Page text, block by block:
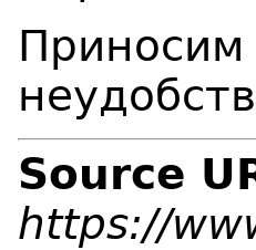
Приносим
Source
https://